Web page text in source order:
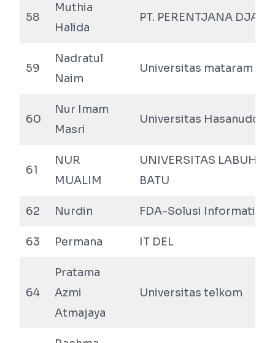
58
Muthia
Halida
PT. PERENTJANA DJAJA
59
Nadratul
Naim
Universitas mataram
60
Nur Imam
Masri
Universitas Hasanuddin
61
NUR
MUALIM
UNIVERSITAS LABUHAN
BATU
62 Nurdin FDA-Solusi Informatika
63 Permana IT DEL
64
Pratama
Azmi
Atmajaya
Universitas telkom